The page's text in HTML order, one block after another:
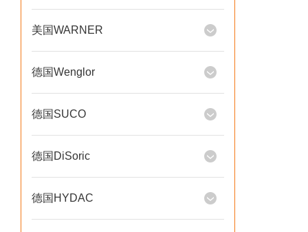
美国WARNER
德国Wenglor
德国SUCO
德国DiSoric
德国HYDAC